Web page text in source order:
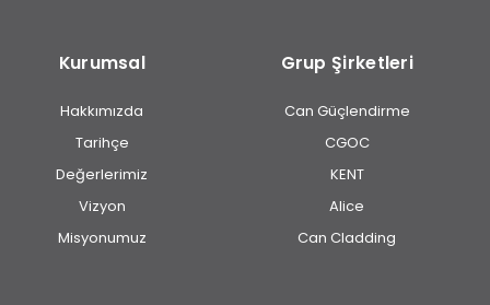
Kurumsal
Hakkımızda
Tarihçe
Değerlerimiz
Vizyon
Misyonumuz
Grup Şirketleri
Can Güçlendirme
CGOC
KENT
Alice
Can Cladding